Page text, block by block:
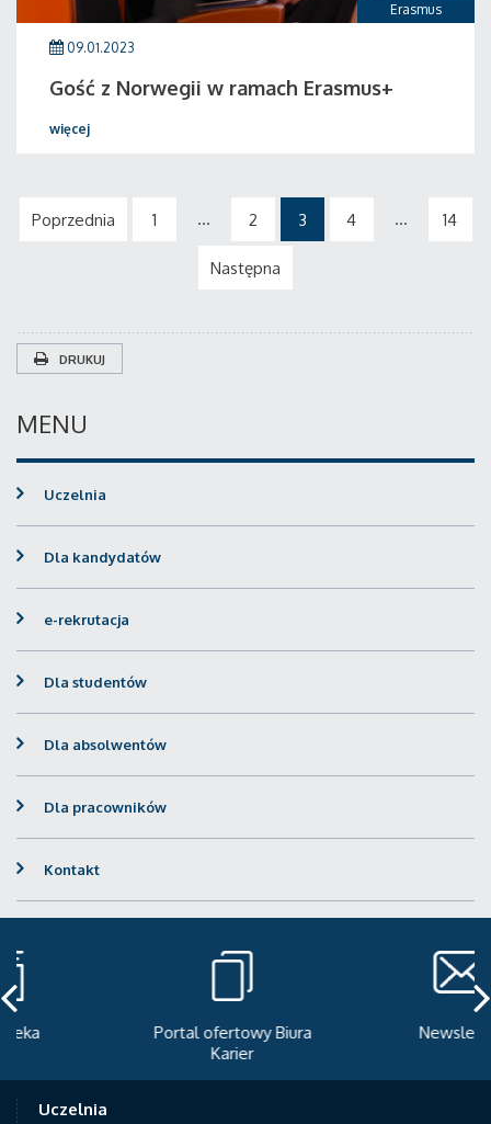
Erasmus
09.01.2023
Gość z Norwegii w ramach Erasmus+
więcej
Poprzednia 1 ... 2 3 4 ... 14
Następna
DRUKUJ
MENU
Uczelnia
Dla kandydatów
e-rekrutacja
Dla studentów
Dla absolwentów
Dla pracowników
Kontakt
Portal ofertowy Biura
Uczelnia